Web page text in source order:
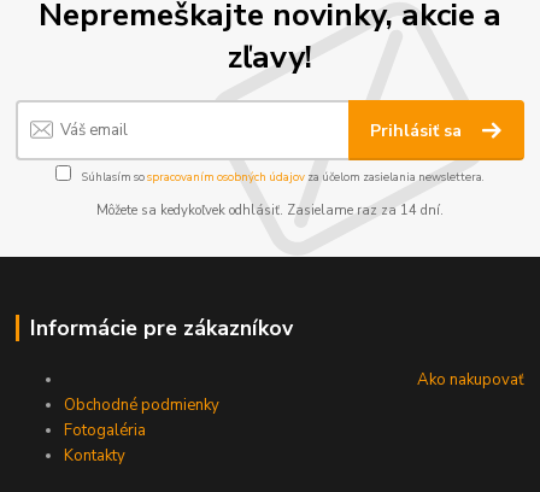
Nepremeškajte novinky, akcie a
zľavy!
Prihlásiť sa
Súhlasím sospracovaním osobných údajov za účelom zasielania newslettera.
Môžete sa kedykoľvek odhlásiť. Zasielame raz za 14 dní.
Informácie pre zákazníkov
Ako nakupovať
Obchodné podmienky
Fotogaléria
Kontakty